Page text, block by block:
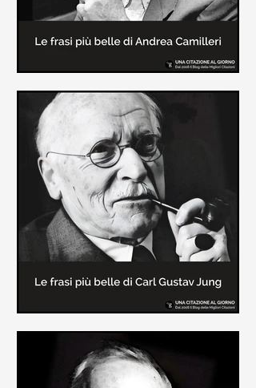
Le frasi più belle di Andrea
Camilleri
In questa sezione sono raccolte le
frasi più belle di Andrea Camilleri, il
creatore dei libri sulle vicende del
Commissario Montalbano
Le frasi più belle di Carl Gustav